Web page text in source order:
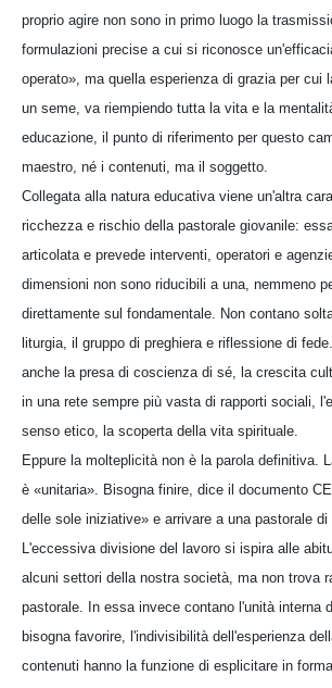
proprio agire non sono in primo luogo la
formulazioni precise a cui si riconosce
operato», ma quella esperienza di grazia per cui
un seme, va riempiendo tutta la vita e la
educazione, il punto di riferimento per questo
maestro, né i contenuti, ma il soggetto.
Collegata alla natura educativa viene un'altra
ricchezza e rischio della pastorale giovanile:
articolata e prevede interventi, operatori e
dimensioni non sono riducibili a una, nemmeno
direttamente sul fondamentale. Non contano
liturgia, il gruppo di preghiera e riflessione di
anche la presa di coscienza di sé, la crescita
in una rete sempre più vasta di rapporti sociali,
senso etico, la scoperta della vita spirituale.
Eppure la molteplicità non è la parola definitiva.
è «unitaria». Bisogna finire, dice il documento
delle sole iniziative» e arrivare a una pastorale di
L'eccessiva divisione del lavoro si ispira alle
alcuni settori della nostra società, ma non trova
pastorale. In essa invece contano l'unità interna
bisogna favorire, l'indivisibilità dell'esperienza
contenuti hanno la funzione di esplicitare in